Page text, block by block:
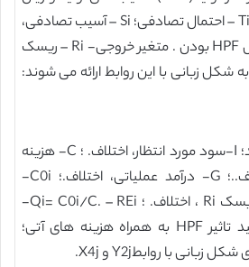
مالی. متغیرهای ورودی: Ti – احتمال تصادفی؛ Si – آسیب تصادفی،
Di – مدت زمان در معرض HPF بودن . متغیر خروجی- Ri – ریسک
تصادفی. Ri ، Ti ، Si، Di به شکل زبانی با این روابط ارائه می شوند:
SF12: P- سودآوری تولید؛ I-سود مورد انتظار، اختلاف. ؛ C- هزینه
اولیه مورد انتظار، اختلاف..؛ G- درآمد عملیاتی، اختلاف.؛ C0i-
هزینه کل پیاده سازی ریسک Ri ، اختلاف. ؛ Qi= C0i/C. – REi-
ارزیابی جامع ریسک تولید تاثیر HPF به همراه هزینه های آتی؛